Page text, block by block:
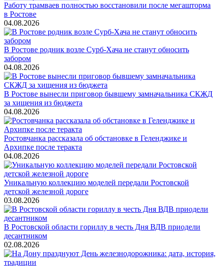
Работу трамваев полностью восстановили после мегашторма
в Ростове
04.08.2026
В Ростове родник возле Сурб-Хача не станут обносить
забором
04.08.2026
В Ростове вынесли приговор бывшему замначальника СКЖД
за хищения из бюджета
04.08.2026
Ростовчанка рассказала об обстановке в Геленджике и
Архипке после теракта
04.08.2026
Уникальную коллекцию моделей передали Ростовской
детской железной дороге
03.08.2026
В Ростовской области гориллу в честь Дня ВДВ приодели
десантником
02.08.2026